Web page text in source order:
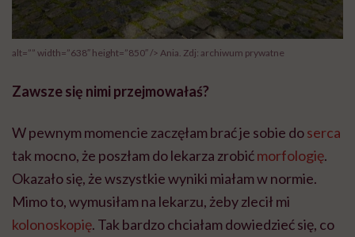
alt=”” width=”638″ height=”850″ /> Ania. Zdj: archiwum prywatne
Zawsze się nimi przejmowałaś?
W pewnym momencie zaczęłam brać je sobie doserca
tak mocno, że poszłam do lekarza zrobićmorfologię.
Okazało się, że wszystkie wyniki miałam w normie.
Mimo to, wymusiłam na lekarzu, żeby zlecił mi
kolonoskopię. Tak bardzo chciałam dowiedzieć się, co